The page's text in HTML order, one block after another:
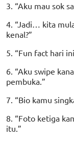
3. “Aku mau sok
4. “Jadi… kita
kenal?”
5. “Fun fact hari
6. “Aku swipe
pembuka.”
7. “Bio kamu
8. “Foto ketiga
itu.”